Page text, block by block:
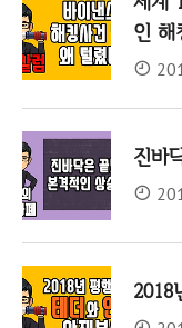
인 해
진바
2018